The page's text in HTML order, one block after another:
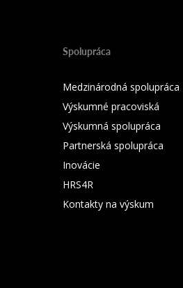
Spolupráca
Medzinárodná spolupráca
Výskumné pracoviská
Výskumná spolupráca
Partnerská spolupráca
Inovácie
HRS4R
Kontakty na výskum